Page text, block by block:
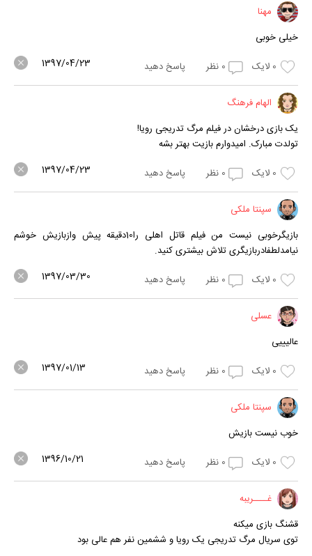
مهنا
خیلی خوبی
0 لایک 0 نظر پاسخ دهید 1397/04/23
الهام فرهنگ
یک بازی درخشان در فیلم مرگ تدریجی رویا!
تولدت مبارک. امیدوارم بازیت بهتر بشه
0 لایک 0 نظر پاسخ دهید 1397/04/23
سپنتا ملکی
بازیگرخوبی نیست من فیلم قاتل اهلی را10دقیقه پیش وازبازیش خوشم
نیامدلطفادربازیگری تلاش بیشتری کنید.
0 لایک 0 نظر پاسخ دهید 1397/03/30
عسلی
عالیییی
0 لایک 0 نظر پاسخ دهید 1397/01/13
سپنتا ملکی
خوب نیست بازیش
0 لایک 0 نظر پاسخ دهید 1396/10/21
غــــریبه
قشنگ بازی میکنه
توی سریال مرگ تدریجی یک رویا و ششمین نفر هم عالی بود